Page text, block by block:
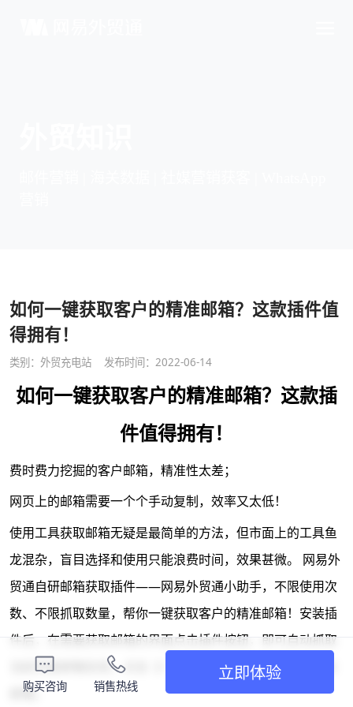
如何一键获取客户的精准邮箱？这款插件值
得拥有！
类别： 外贸充电站发布时间：2022-06-14
如何一键获取客户的精准邮箱？这款插
件值得拥有！
费时费力挖掘的客户邮箱，精准性太差；
网页上的邮箱需要一个个手动复制，效率又太低！
使用工具获取邮箱无疑是最简单的方法，但市面上的工具鱼
龙混杂，盲目选择和使用只能浪费时间，效果甚微。 网易外
贸通自研邮箱获取插件——网易外贸通小助手，不限使用次
数、不限抓取数量，帮你一键获取客户的精准邮箱！ 安装插
件后，在需要获取邮箱的界面点击插件按钮，即可自动抓取
当前页面邮箱信息。点击【一键复制】按钮即可复制下所有
邮箱。
购买咨询 销售热线
立即体验